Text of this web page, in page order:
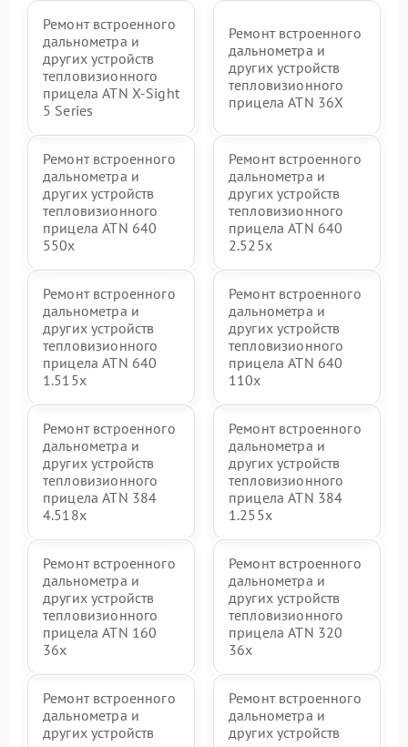
Ремонт встроенного
дальнометра и
других устройств
тепловизионного
прицела ATN X‑Sight
5 Series
Ремонт встроенного
дальнометра и
других устройств
тепловизионного
прицела ATN 36X
Ремонт встроенного
дальнометра и
других устройств
тепловизионного
прицела ATN 640
550x
Ремонт встроенного
дальнометра и
других устройств
тепловизионного
прицела ATN 640
2.525x
Ремонт встроенного
дальнометра и
других устройств
тепловизионного
прицела ATN 640
1.515x
Ремонт встроенного
дальнометра и
других устройств
тепловизионного
прицела ATN 640
110x
Ремонт встроенного
дальнометра и
других устройств
тепловизионного
прицела ATN 384
4.518x
Ремонт встроенного
дальнометра и
других устройств
тепловизионного
прицела ATN 384
1.255х
Ремонт встроенного
дальнометра и
других устройств
тепловизионного
прицела ATN 160
36x
Ремонт встроенного
дальнометра и
других устройств
тепловизионного
прицела ATN 320
36x
Ремонт встроенного
дальнометра и
других устройств
Ремонт встроенного
дальнометра и
других устройств